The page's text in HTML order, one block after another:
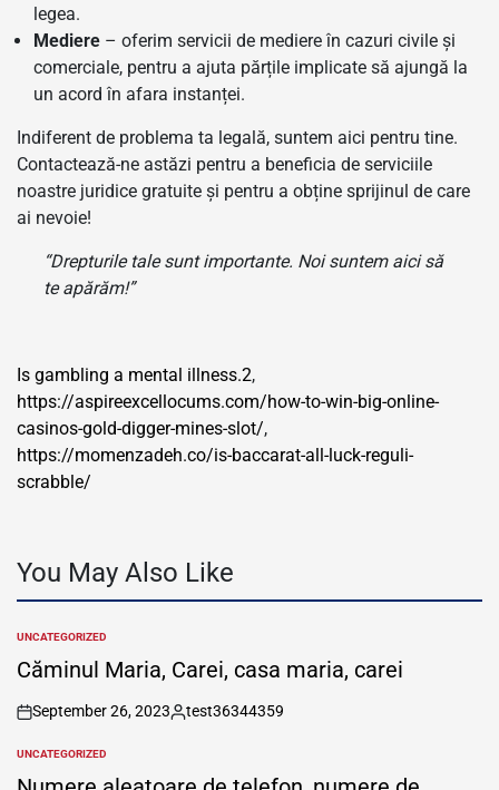
legea.
Mediere – oferim servicii de mediere în cazuri civile și
comerciale, pentru a ajuta părțile implicate să ajungă la
un acord în afara instanței.
Indiferent de problema ta legală, suntem aici pentru tine.
Contactează-ne astăzi pentru a beneficia de serviciile
noastre juridice gratuite și pentru a obține sprijinul de care
ai nevoie!
“Drepturile tale sunt importante. Noi suntem aici să
te apărăm!”
Is gambling a mental illness.2,
https://aspireexcellocums.com/how-to-win-big-online-
casinos-gold-digger-mines-slot/,
https://momenzadeh.co/is-baccarat-all-luck-reguli-
scrabble/
You May Also Like
POSTED
IN
UNCATEGORIZED
Căminul Maria, Carei, casa maria, carei
on
September 26, 2023
Posted
test36344359
POSTED
IN
UNCATEGORIZED